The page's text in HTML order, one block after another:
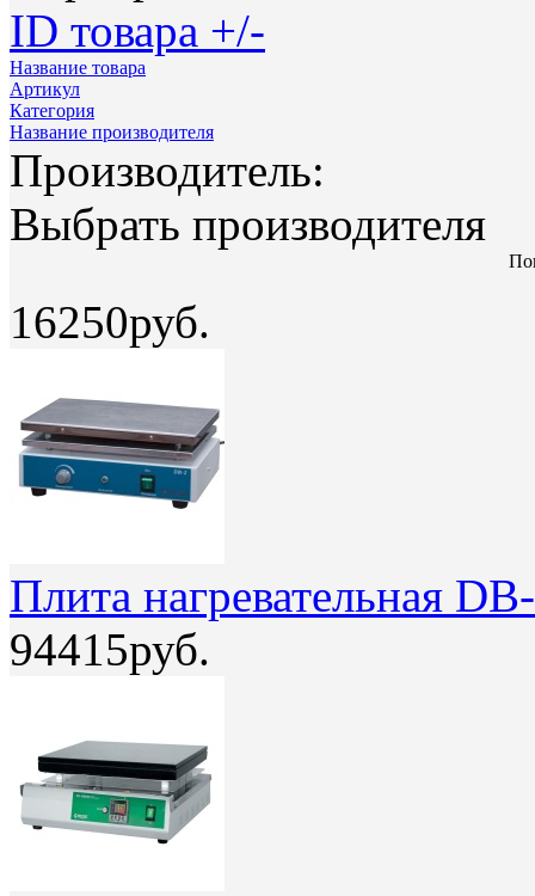
ID товара +/-
Название товара
Артикул
Категория
Название производителя
Производитель:
Выбрать производителя
16250руб.
Плита нагревательная
94415руб.